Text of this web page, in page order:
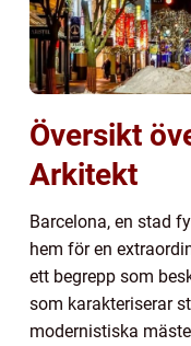
Översikt
Arkitekt
Barcelona, en stad
hem för en
ett begrepp som
som karakteriserar
modernistiska